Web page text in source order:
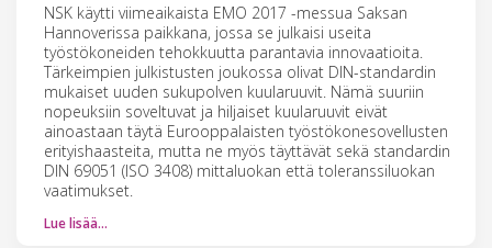
NSK käytti viimeaikaista EMO 2017 -messua Saksan
Hannoverissa paikkana, jossa se julkaisi useita
työstökoneiden tehokkuutta parantavia innovaatioita.
Tärkeimpien julkistusten joukossa olivat DIN-standardin
mukaiset uuden sukupolven kuularuuvit. Nämä suuriin
nopeuksiin soveltuvat ja hiljaiset kuularuuvit eivät
ainoastaan täytä Eurooppalaisten työstökonesovellusten
erityishaasteita, mutta ne myös täyttävät sekä standardin
DIN 69051 (ISO 3408) mittaluokan että toleranssiluokan
vaatimukset.
Lue lisää…